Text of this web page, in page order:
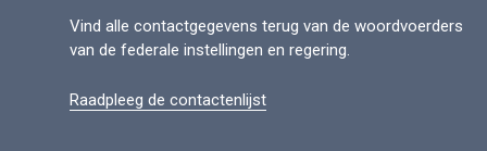
Vind alle contactgegevens terug van de woordvoerders
van de federale instellingen en regering.
Raadpleeg de contactenlijst